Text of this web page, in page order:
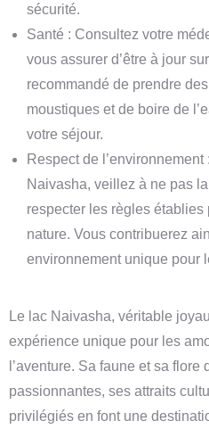
sécurité.
Santé : Consultez votre
vous assurer d’être à jour
recommandé de prendre
moustiques et de boire de
votre séjour.
Respect de
Naivasha, veillez à ne pas
respecter les règles
nature. Vous contribuerez
environnement unique pour
Le lac Naivasha, véritable
expérience unique pour les
l’aventure. Sa faune et sa
passionnantes, ses attraits
privilégiés en font une